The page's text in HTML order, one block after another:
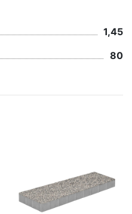
1,45
80